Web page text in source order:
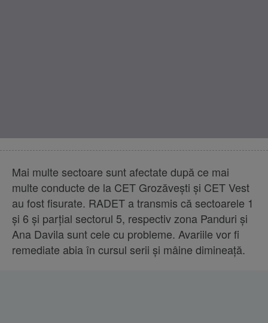
Mai multe sectoare sunt afectate după ce mai
multe conducte de la CET Grozăvești și CET Vest
au fost fisurate. RADET a transmis că sectoarele 1
și 6 și parțial sectorul 5, respectiv zona Panduri și
Ana Davila sunt cele cu probleme. Avariile vor fi
remediate abia în cursul serii şi mâine dimineaţă.